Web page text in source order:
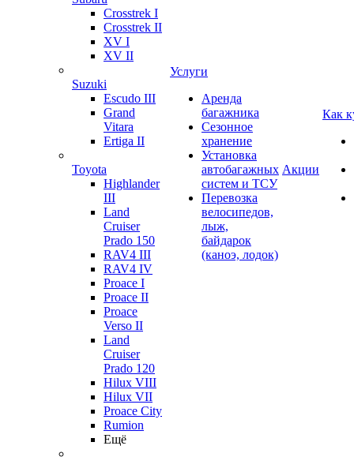
Crosstrek I
Crosstrek II
XV I
XV II
Suzuki
Escudo III
Grand
Vitara
Ertiga II
Toyota
Highlander
III
Land
Cruiser
Prado 150
RAV4 III
RAV4 IV
Proace I
Proace II
Proace
Verso II
Land
Cruiser
Prado 120
Hilux VIII
Hilux VII
Proace City
Rumion
Ещё
Услуги
Аренда
багажника
Сезонное
хранение
Установка
автобагажных
систем и ТСУ
Перевозка
велосипедов,
лыж,
байдарок
(каноэ, лодок)
Акции
Как